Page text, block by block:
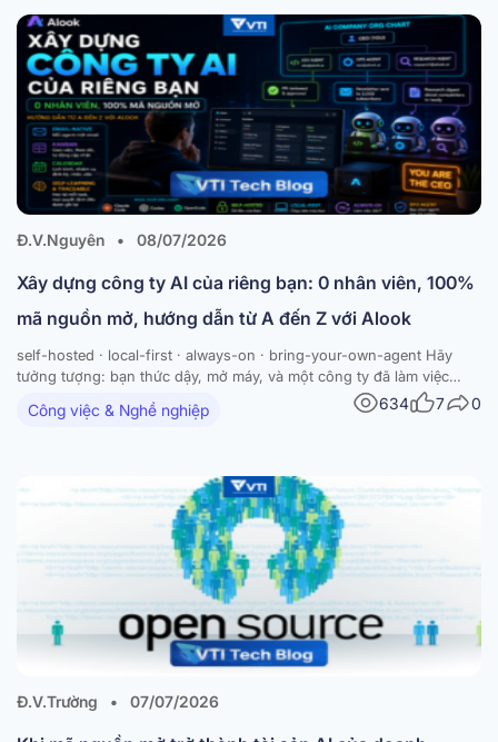
Đ.V.Nguyên • 08/07/2026
Xây dựng công ty AI của riêng bạn: 0 nhân viên, 100%
mã nguồn mở, hướng dẫn từ A đến Z với Alook
self-hosted · local-first · always-on · bring-your-own-agent Hãy
tưởng tượng: bạn thức dậy, mở máy, và một công ty đã làm việc
suốt đêm. Một agent vừa review PR, một agent khác gửi xong
newsletter cho 2.000 subscriber, và một agent thứ ba để lên bàn
Công việc & Nghề nghiệp 634 7 0
Đ.V.Trường • 07/07/2026